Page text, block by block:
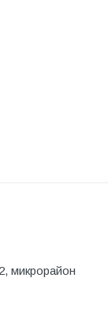
микрорайон